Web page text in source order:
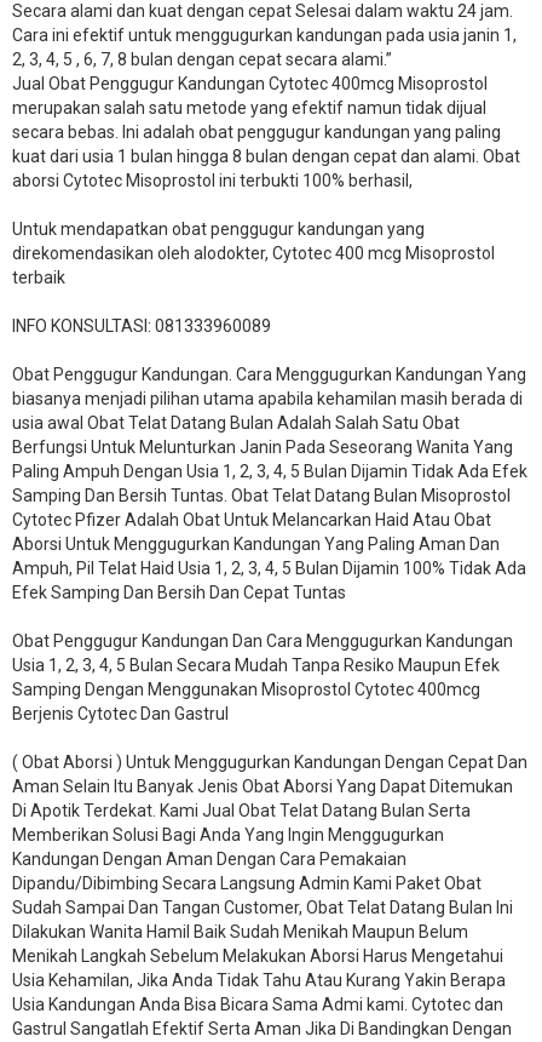
Secara alami dan kuat dengan cepat Selesai dalam waktu 24 jam.
Cara ini efektif untuk menggugurkan kandungan pada usia janin 1,
2, 3, 4, 5 , 6, 7, 8 bulan dengan cepat secara alami.”
Jual Obat Penggugur Kandungan Cytotec 400mcg Misoprostol
merupakan salah satu metode yang efektif namun tidak dijual
secara bebas. Ini adalah obat penggugur kandungan yang paling
kuat dari usia 1 bulan hingga 8 bulan dengan cepat dan alami. Obat
aborsi Cytotec Misoprostol ini terbukti 100% berhasil,
Untuk mendapatkan obat penggugur kandungan yang
direkomendasikan oleh alodokter, Cytotec 400 mcg Misoprostol
terbaik
INFO KONSULTASI: 081333960089
​Obat Penggugur Kandungan. Cara Menggugurkan Kandungan Yang
biasanya menjadi pilihan utama apabila kehamilan masih berada di
usia awal Obat Telat Datang Bulan Adalah Salah Satu Obat
Berfungsi Untuk Melunturkan Janin Pada Seseorang Wanita Yang
Paling Ampuh Dengan Usia 1, 2, 3, 4, 5 Bulan Dijamin Tidak Ada Efek
Samping Dan Bersih Tuntas. Obat Telat Datang Bulan Misoprostol
Cytotec Pfizer Adalah Obat Untuk Melancarkan Haid Atau Obat
Aborsi Untuk Menggugurkan Kandungan Yang Paling Aman Dan
Ampuh, Pil Telat Haid Usia 1, 2, 3, 4, 5 Bulan Dijamin 100% Tidak Ada
Efek Samping Dan Bersih Dan Cepat Tuntas
Obat Penggugur Kandungan Dan Cara Menggugurkan Kandungan
Usia 1, 2, 3, 4, 5 Bulan Secara Mudah Tanpa Resiko Maupun Efek
Samping Dengan Menggunakan Misoprostol Cytotec 400mcg
Berjenis Cytotec Dan Gastrul
( Obat Aborsi ) Untuk Menggugurkan Kandungan Dengan Cepat Dan
Aman Selain Itu Banyak Jenis Obat Aborsi Yang Dapat Ditemukan
Di Apotik Terdekat. Kami Jual Obat Telat Datang Bulan Serta
Memberikan Solusi Bagi Anda Yang Ingin Menggugurkan
Kandungan Dengan Aman Dengan Cara Pemakaian
Dipandu/Dibimbing Secara Langsung Admin Kami Paket Obat
Sudah Sampai Dan Tangan Customer, Obat Telat Datang Bulan Ini
Dilakukan Wanita Hamil Baik Sudah Menikah Maupun Belum
Menikah Langkah Sebelum Melakukan Aborsi Harus Mengetahui
Usia Kehamilan, Jika Anda Tidak Tahu Atau Kurang Yakin Berapa
Usia Kandungan Anda Bisa Bicara Sama Admi kami. Cytotec dan
Gastrul Sangatlah Efektif Serta Aman Jika Di Bandingkan Dengan